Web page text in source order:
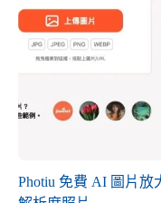
Photiu 免費 AI 圖片